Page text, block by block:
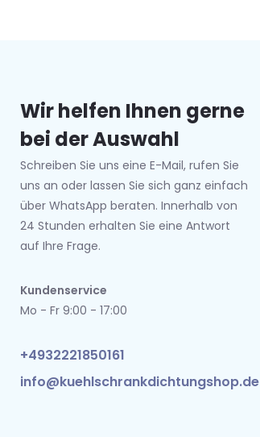
Wir helfen Ihnen gerne
bei der Auswahl
Schreiben Sie uns eine E-Mail, rufen Sie
uns an oder lassen Sie sich ganz einfach
über WhatsApp beraten. Innerhalb von
24 Stunden erhalten Sie eine Antwort
auf Ihre Frage.
Kundenservice
Mo - Fr 9:00 - 17:00
+4932221850161
info@kuehlschrankdichtungshop.de